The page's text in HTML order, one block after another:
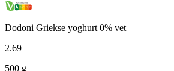
Dodoni Griekse yoghurt 0% vet
2.69
500 g